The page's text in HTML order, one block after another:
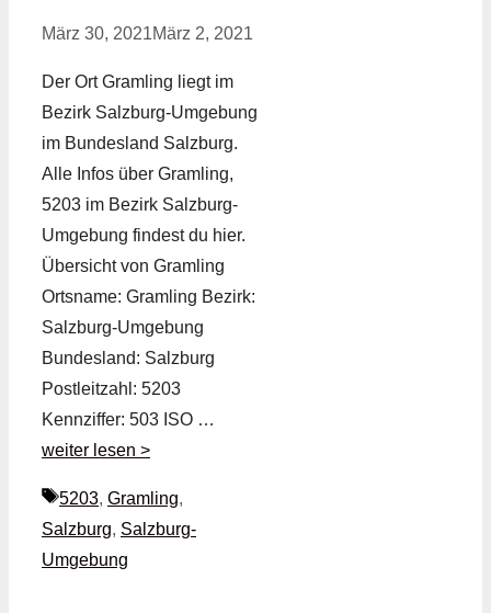
März 30, 2021März 2, 2021
Der Ort Gramling liegt im
Bezirk Salzburg-Umgebung
im Bundesland Salzburg.
Alle Infos über Gramling,
5203 im Bezirk Salzburg-
Umgebung findest du hier.
Übersicht von Gramling
Ortsname: Gramling Bezirk:
Salzburg-Umgebung
Bundesland: Salzburg
Postleitzahl: 5203
Kennziffer: 503 ISO …
weiter lesen >
Schlagwörter
5203, Gramling,
Salzburg, Salzburg-
Umgebung